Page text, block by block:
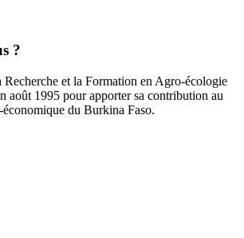
?
Recherche et la Formation en Agro-écologie
août 1995 pour apporter sa contribution au
du Burkina Faso.